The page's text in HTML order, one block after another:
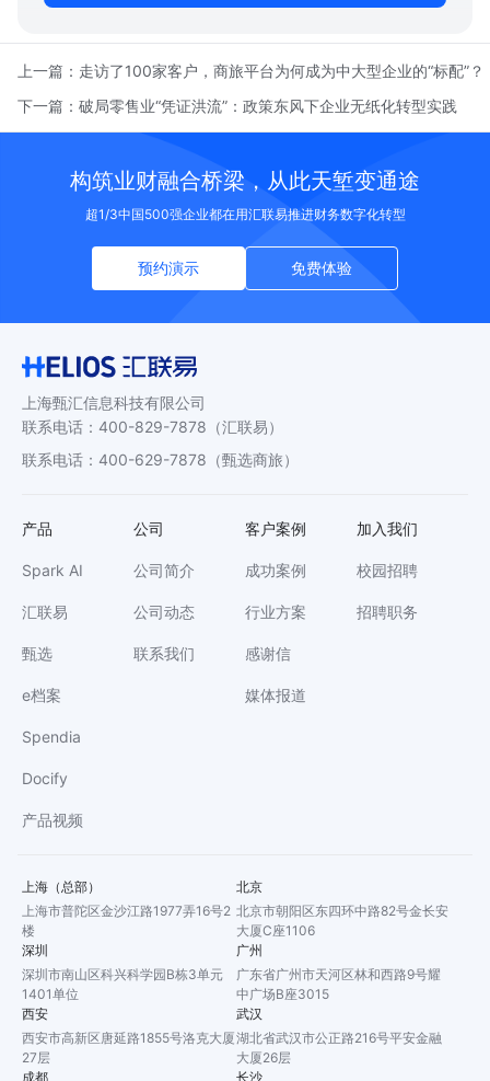
上一篇： 走访了100家客户，商旅平台为何成为中大型企业的“标配”？
下一篇： 破局零售业“凭证洪流”：政策东风下企业无纸化转型实践
构筑业财融合桥梁，从此天堑变通途
超1/3中国500强企业都在用汇联易推进财务数字化转型
预约演示 免费体验
上海甄汇信息科技有限公司
联系电话 ： 400-829-7878 （汇联易）
联系电话 ： 400-629-7878 （甄选商旅）
产品
Spark AI
汇联易
甄选
e档案
Spendia
Docify
产品视频
公司
公司简介
公司动态
联系我们
客户案例
成功案例
行业方案
感谢信
媒体报道
加入我们
校园招聘
招聘职务
上海（总部）
上海市普陀区金沙江路1977弄16号2
楼
北京
北京市朝阳区东四环中路82号金长安
大厦C座1106
深圳
深圳市南山区科兴科学园B栋3单元
1401单位
广州
广东省广州市天河区林和西路9号耀
中广场B座3015
西安
西安市高新区唐延路1855号洛克大厦
27层
武汉
湖北省武汉市公正路216号平安金融
大厦26层
成都
长沙